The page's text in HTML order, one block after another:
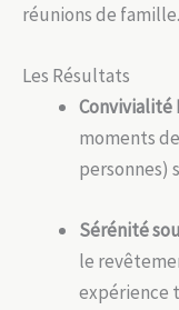
réunions de famille.
Les Résultats
Convivialité
moments
personnes)
Sérénité
le
expérience